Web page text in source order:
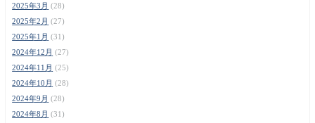
2025年3月 (28)
2025年2月 (27)
2025年1月 (31)
2024年12月 (27)
2024年11月 (25)
2024年10月 (28)
2024年9月 (28)
2024年8月 (31)